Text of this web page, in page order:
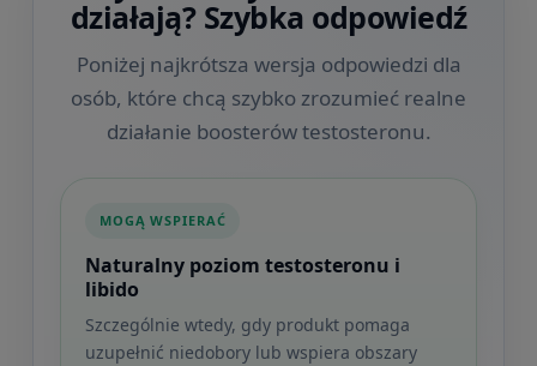
działają? Szybka odpowiedź
Poniżej najkrótsza wersja odpowiedzi dla
osób, które chcą szybko zrozumieć realne
działanie boosterów testosteronu.
MOGĄ WSPIERAĆ
Naturalny poziom testosteronu i
libido
Szczególnie wtedy, gdy produkt pomaga
uzupełnić niedobory lub wspiera obszary